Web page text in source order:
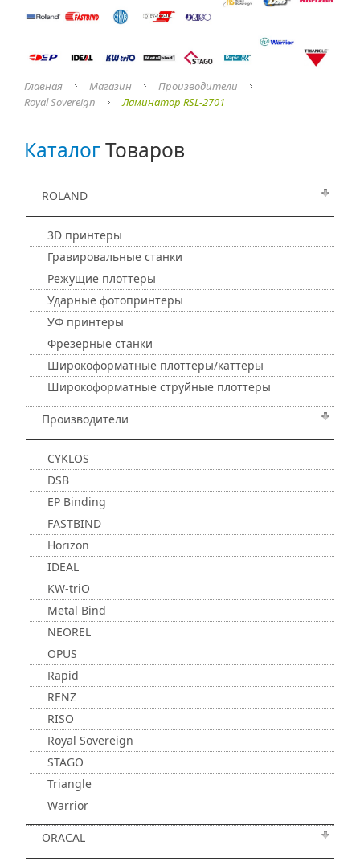
Главная Магазин
Производители
Royal Sovereign
Ламинатор RSL-2701
КаталогТоваров
ROLAND
3D принтеры
Гравировальные станки
Режущие плоттеры
Ударные фотопринтеры
УФ принтеры
Фрезерные станки
Широкоформатные плоттеры/каттеры
Широкоформатные струйные плоттеры
Производители
CYKLOS
DSB
EP Binding
FASTBIND
Horizon
IDEAL
KW-triO
Metal Bind
NEOREL
OPUS
Rapid
RENZ
RISO
Royal Sovereign
STAGO
Triangle
Warrior
ORACAL